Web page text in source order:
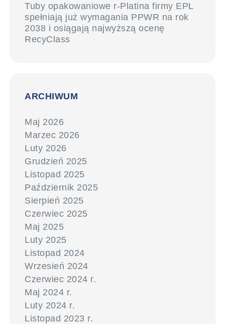
Tuby opakowaniowe r-Platina firmy EPL
spełniają już wymagania PPWR na rok
2038 i osiągają najwyższą ocenę
RecyClass
ARCHIWUM
Maj 2026
Marzec 2026
Luty 2026
Grudzień 2025
Listopad 2025
Październik 2025
Sierpień 2025
Czerwiec 2025
Maj 2025
Luty 2025
Listopad 2024
Wrzesień 2024
Czerwiec 2024 r.
Maj 2024 r.
Luty 2024 r.
Listopad 2023 r.